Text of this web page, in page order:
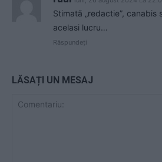
Stimatã „redactie”, canabis
acelasi lucru…
Răspundeți
LĂSAȚI UN MESAJ